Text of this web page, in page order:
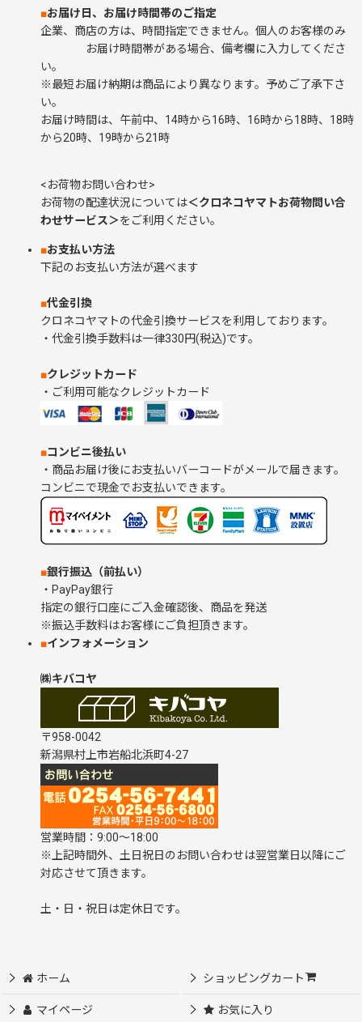
■お届け日、お届け時間帯のご指定
企業、商店の方は、時間指定できません。個人のお客様のみ
お届け時間帯がある場合、備考欄に入力してくださ
い。
※最短お届け納期は商品により異なります。予めご了承下さ
い。
お届け時間は、午前中、14時から16時、16時から18時、18時
から20時、19時から21時
<お荷物お問い合わせ>
お荷物の配達状況については＜クロネコヤマトお荷物問い合
わせサービス＞をご利用ください。
■お支払い方法
下記のお支払い方法が選べます
■代金引換
クロネコヤマトの代金引換サービスを利用しております。
・代金引換手数料は一律330円(税込)です。
■クレジットカード
・ご利用可能なクレジットカード
■コンビニ後払い
・商品お届け後にお支払いバーコードがメールで届きます。
コンビニで現金でお支払いできます。
■銀行振込（前払い）
・PayPay銀行
指定の銀行口座にご入金確認後、商品を発送
※振込手数料はお客様にご負担頂きます。
■インフォメーション
㈱キバコヤ
〒958-0042
新潟県村上市岩船北浜町4-27
営業時間：9:00～18:00
※上記時間外、土日祝日のお問い合わせは翌営業日以降にご
対応させて頂きます。
土・日・祝日は定休日です。
ホーム ショッピングカート
マイページ お気に入り